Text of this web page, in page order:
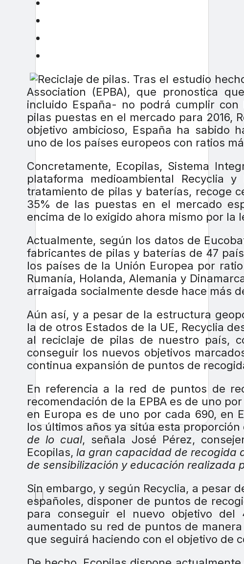
Tras el estudio
Association (EPBA), que pronostica
incluido España- no podrá cumplir
pilas puestas en el mercado para 2016,
objetivo ambicioso, España ha sabido
uno de los países europeos con ratios
Concretamente, Ecopilas, Sistema
plataforma medioambiental
tratamiento de pilas y baterías, recoge
35% de las puestas en el mercado
encima de lo exigido ahora mismo por la
Actualmente, según los datos de
fabricantes de pilas y baterías de 47
los países de la Unión Europea por
Rumanía, Holanda, Alemania y
arraigada socialmente desde hace más
Aún así, y a pesar de la estructura
la de otros Estados de la UE, Recyclia
al reciclaje de pilas de nuestro país,
conseguir los nuevos objetivos
continua expansión de puntos de
En referencia a la red de puntos de
recomendación de la EPBA es de uno
en Europa es de uno por cada 690, en
los últimos años ya sitúa esta
de lo cual, señala José Pérez,
Ecopilas, la gran capacidad de recogida
de sensibilización y educación realizada
Sin embargo, y según Recyclia, a pesar
españoles, disponer de puntos de
para conseguir el nuevo objetivo
aumentado su red de puntos de
que seguirá haciendo con el objetivo de